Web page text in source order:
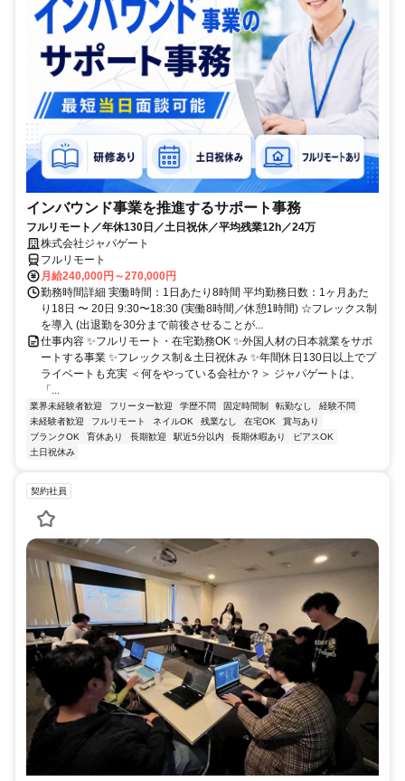
インバウンド事業を推進するサポート事務
フルリモート／年休130日／土日祝休／平均残業12h／24万
株式会社ジャパゲート
フルリモート
月給240,000円～270,000円
勤務時間詳細 実働時間：1日あたり8時間 平均勤務日数：1ヶ月あた
り18日 〜 20日 9:30〜18:30 (実働8時間／休憩1時間) ☆フレックス制
を導入 (出退勤を30分まで前後させることが...
仕事内容 ✨フルリモート・在宅勤務OK ✨外国人材の日本就業をサポ
ートする事業 ✨フレックス制＆土日祝休み ✨年間休日130日以上でプ
ライベートも充実 ＜何をやっている会社か？＞ ジャパゲートは、
「...
業界未経験者歓迎 フリーター歓迎 学歴不問 固定時間制 転勤なし
経験不問
未経験者歓迎
フルリモート ネイルOK 残業なし 在宅OK
賞与あり
ブランクOK
育休あり 長期歓迎 駅近5分以内 長期休暇あり
ピアスOK
土日祝休み
契約社員